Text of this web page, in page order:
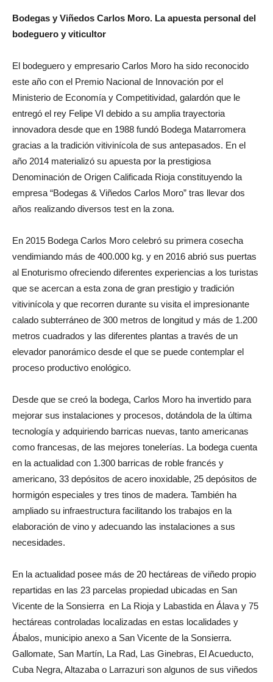
Bodegas y Viñedos Carlos Moro. La apuesta personal del
bodeguero y viticultor
El bodeguero y empresario Carlos Moro ha sido reconocido
este año con el Premio Nacional de Innovación por el
Ministerio de Economía y Competitividad, galardón que le
entregó el rey Felipe VI debido a su amplia trayectoria
innovadora desde que en 1988 fundó Bodega Matarromera
gracias a la tradición vitivinícola de sus antepasados. En el
año 2014 materializó su apuesta por la prestigiosa
Denominación de Origen Calificada Rioja constituyendo la
empresa “Bodegas & Viñedos Carlos Moro” tras llevar dos
años realizando diversos test en la zona.
En 2015 Bodega Carlos Moro celebró su primera cosecha
vendimiando más de 400.000 kg. y en 2016 abrió sus puertas
al Enoturismo ofreciendo diferentes experiencias a los turistas
que se acercan a esta zona de gran prestigio y tradición
vitivinícola y que recorren durante su visita el impresionante
calado subterráneo de 300 metros de longitud y más de 1.200
metros cuadrados y las diferentes plantas a través de un
elevador panorámico desde el que se puede contemplar el
proceso productivo enológico.
Desde que se creó la bodega, Carlos Moro ha invertido para
mejorar sus instalaciones y procesos, dotándola de la última
tecnología y adquiriendo barricas nuevas, tanto americanas
como francesas, de las mejores tonelerías. La bodega cuenta
en la actualidad con 1.300 barricas de roble francés y
americano, 33 depósitos de acero inoxidable, 25 depósitos de
hormigón especiales y tres tinos de madera. También ha
ampliado su infraestructura facilitando los trabajos en la
elaboración de vino y adecuando las instalaciones a sus
necesidades.
En la actualidad posee más de 20 hectáreas de viñedo propio
repartidas en las 23 parcelas propiedad ubicadas en San
Vicente de la Sonsierra en La Rioja y Labastida en Álava y 75
hectáreas controladas localizadas en estas localidades y
Ábalos, municipio anexo a San Vicente de la Sonsierra.
Gallomate, San Martín, La Rad, Las Ginebras, El Acueducto,
Cuba Negra, Altazaba o Larrazuri son algunos de sus viñedos